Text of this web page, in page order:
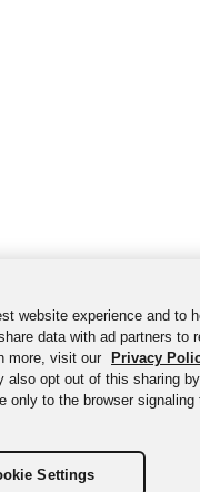
website experience and to
data with ad partners to
more, visit our
Privacy
also opt out of this sharing
only to the browser signaling
Settings